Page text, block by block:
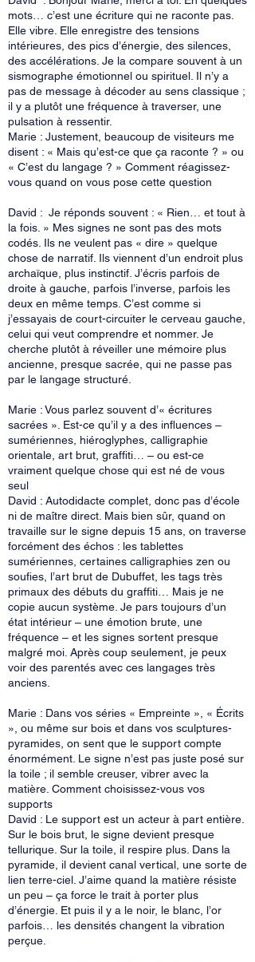
mots… c’est une écriture qui ne raconte pas.
Elle vibre. Elle enregistre des tensions
intérieures, des pics d’énergie, des silences,
des accélérations. Je la compare souvent à un
sismographe émotionnel ou spirituel. Il n’y a
pas de message à décoder au sens classique ;
il y a plutôt une fréquence à traverser, une
pulsation à ressentir.
Marie : Justement, beaucoup de visiteurs me
disent : « Mais qu’est-ce que ça raconte ? » ou
« C’est du langage ? » Comment réagissez-
vous quand on vous pose cette question
David : Je réponds souvent : « Rien… et tout à
la fois. » Mes signes ne sont pas des mots
codés. Ils ne veulent pas « dire » quelque
chose de narratif. Ils viennent d’un endroit plus
archaïque, plus instinctif. J’écris parfois de
droite à gauche, parfois l’inverse, parfois les
deux en même temps. C’est comme si
j’essayais de court-circuiter le cerveau gauche,
celui qui veut comprendre et nommer. Je
cherche plutôt à réveiller une mémoire plus
ancienne, presque sacrée, qui ne passe pas
par le langage structuré.
Marie : Vous parlez souvent d’« écritures
sacrées ». Est-ce qu’il y a des influences –
sumériennes, hiéroglyphes, calligraphie
orientale, art brut, graffiti… – ou est-ce
vraiment quelque chose qui est né de vous
seul
David : Autodidacte complet, donc pas d’école
ni de maître direct. Mais bien sûr, quand on
travaille sur le signe depuis 15 ans, on traverse
forcément des échos : les tablettes
sumériennes, certaines calligraphies zen ou
soufies, l’art brut de Dubuffet, les tags très
primaux des débuts du graffiti… Mais je ne
copie aucun système. Je pars toujours d’un
état intérieur – une émotion brute, une
fréquence – et les signes sortent presque
malgré moi. Après coup seulement, je peux
voir des parentés avec ces langages très
anciens.
Marie : Dans vos séries « Empreinte », « Écrits
», ou même sur bois et dans vos sculptures-
pyramides, on sent que le support compte
énormément. Le signe n’est pas juste posé sur
la toile ; il semble creuser, vibrer avec la
matière. Comment choisissez-vous vos
supports
David : Le support est un acteur à part entière.
Sur le bois brut, le signe devient presque
tellurique. Sur la toile, il respire plus. Dans la
pyramide, il devient canal vertical, une sorte de
lien terre-ciel. J’aime quand la matière résiste
un peu – ça force le trait à porter plus
d’énergie. Et puis il y a le noir, le blanc, l’or
parfois… les densités changent la vibration
perçue.